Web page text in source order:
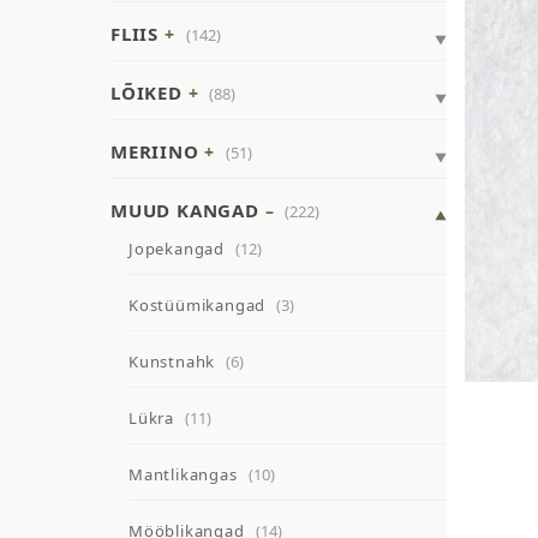
FLIIS (142)
LÕIKED (88)
MERIINO (51)
MUUD KANGAD
(222)
Jopekangad
(12)
Kostüümikangad (3)
Kunstnahk (6)
Lükra (11)
Mantlikangas (10)
Mööblikangad (14)